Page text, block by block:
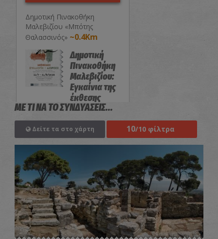
Δημοτική Πινακοθήκη
Μαλεβιζίου «Μπότης
Θαλασσινός» ~0.4Km
Δημοτική
Πινακοθήκη
Μαλεβιζίου:
Εγκαίνια της
έκθεσης
«Μόνιμη
Συλλογή-
Δωρεές»
ΜΕ ΤΙ ΝΑ ΤΟ ΣΥΝΔΥΑΣΕΙΣ...
Δείτε τα στο χάρτη 10/10 φίλτρα